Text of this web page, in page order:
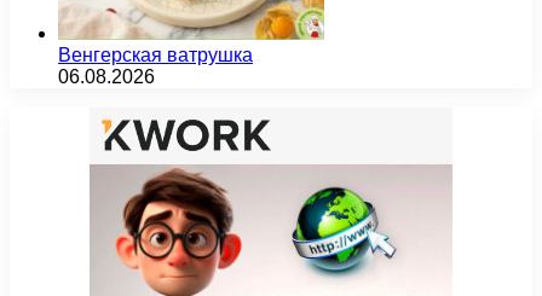
Венгерская ватрушка
06.08.2026